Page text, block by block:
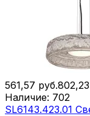
561,57 руб.802,23
Наличие: 702
SL6143.423.01